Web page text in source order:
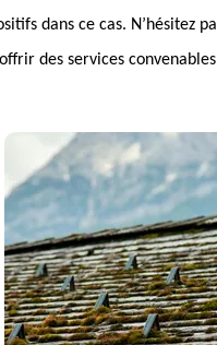
dans ce cas. N’hésitez
des services